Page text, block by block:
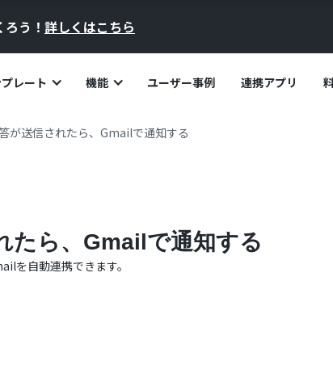
う！ 詳しくはこちら
レート 機能 ユーザー事例 連携アプリ
が送信されたら、Gmailで通知する
たら、Gmailで通知する
を自動連携できます。